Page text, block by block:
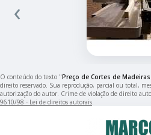
‹
O conteúdo do texto "Preço de Cortes de
direito reservado. Sua reprodução, parcial ou total,
autorização do autor. Crime de violação de direito
9610/98 - Lei de direitos autorais.